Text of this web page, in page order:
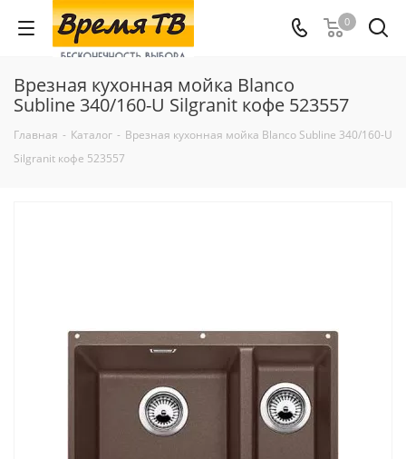
0
Врезная кухонная мойка Blanco
Subline 340/160-U Silgranit кофе 523557
Главная - Каталог - Врезная кухонная мойка Blanco Subline 340/160-U
Silgranit кофе 523557